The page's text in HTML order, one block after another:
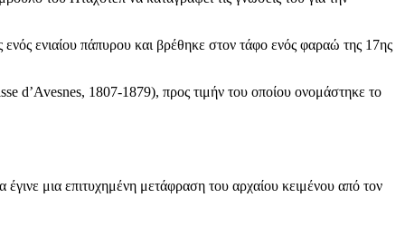
ενιαίου πάπυρου και βρέθηκε στον τάφο ενός φαραώ της 17ης
d’Avesnes, 1807-1879), προς τιμήν του οποίου ονομάστηκε το
μια επιτυχημένη μετάφραση του αρχαίου κειμένου από τον